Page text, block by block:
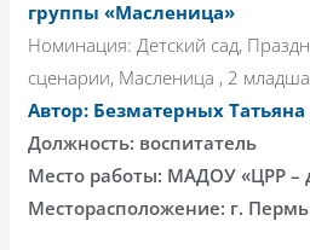
группы «Масленица»
Номинация: Детский сад,
сценарии, Масленица , 2
Автор: Безматерных
Должность: воспитатель
Место работы: МАДОУ «ЦРР –
Месторасположение: г. Пермь